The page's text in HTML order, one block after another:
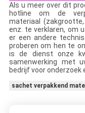
Als u meer over dit
hotline om de
materiaal
enz. te verklaren, om
er een andere
proberen om hen te
is de dienst onze
samenwerking met
bedrijf voor onderzoek
sachet verpakkend